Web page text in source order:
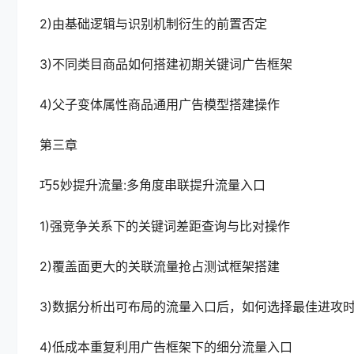
2)由基础逻辑与识别机制衍生的前置否定
3)不同类目商品如何搭建初期关键词广告框架
4)父子变体属性商品通用广告模型搭建操作
第三章
巧5妙提升流量:多角度串联提升流量入口
1)强竞争关系下的关键词差距查询与比对操作
2)覆盖面更大的关联流量抢占测试框架搭建
3)数据分析出可布局的流量入口后，如何选择最佳进攻
4)低成本重复利用广告框架下的细分流量入口